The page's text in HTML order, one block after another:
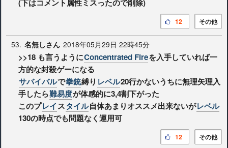
(下はコメント属性ミスったので削除)
その他
12
53. 名無しさん 2018年05月29日 22時45分
>>18 も言うようにConcentrated Fireを入手していれば一
方的な封殺ゲーになる
サバイバルで拳銃縛り レベル20行かないうちに無理矢理入
手したら難易度が体感的に3,4割下がった
このプレイスタイル自体あまりオススメ出来ないがレベル
130の時点でも問題なく運用可
その他
12